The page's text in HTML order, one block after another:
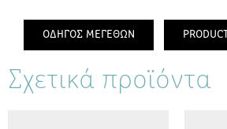
ΟΔΗΓΟΣ ΜΕΓΕΘΩΝ
Σχετικά προϊόντα